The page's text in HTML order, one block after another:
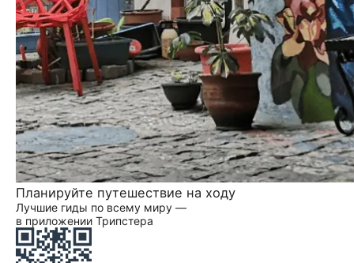
Планируйте путешествие на ходу
Лучшие гиды по всему миру —
в приложении Трипстера